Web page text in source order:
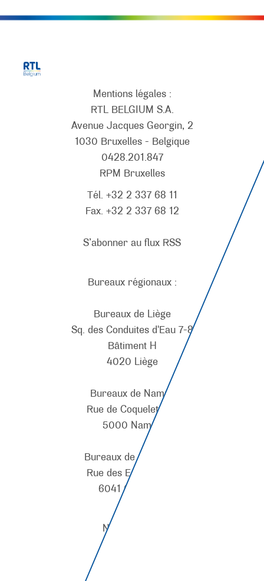
Mentions légales :
RTL BELGIUM S.A.
Avenue Jacques Georgin, 2
1030 Bruxelles - Belgique
0428.201.847
RPM Bruxelles
Tél. +32 2 337 68 11
Fax. +32 2 337 68 12
S’abonner au flux RSS
Bureaux régionaux :
Bureaux de Liège
Sq. des Conduites d'Eau 7-8
Bâtiment H
4020 Liège
Bureaux de Namur
Rue de Coquelet 134
5000 Namur
Bureaux de Charleroi
Rue des Emaillerie 4
6041 Gosselies
Nos Marques